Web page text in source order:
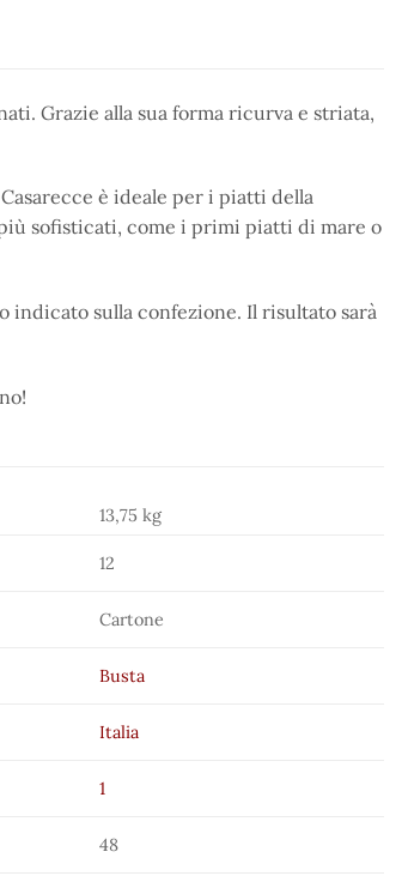
Grazie alla sua forma ricurva e striata,
è ideale per i piatti della
sofisticati, come i primi piatti di mare o
indicato sulla confezione. Il risultato sarà
13,75 kg
12
Cartone
Busta
Italia
1
48